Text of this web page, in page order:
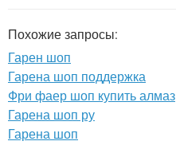
ВИДЕО
YANDEX
Похожие запросы:
Гарен шоп
Гарена шоп поддержка
Фри фаер шоп купить алмаз
Гарена шоп ру
Гарена шоп